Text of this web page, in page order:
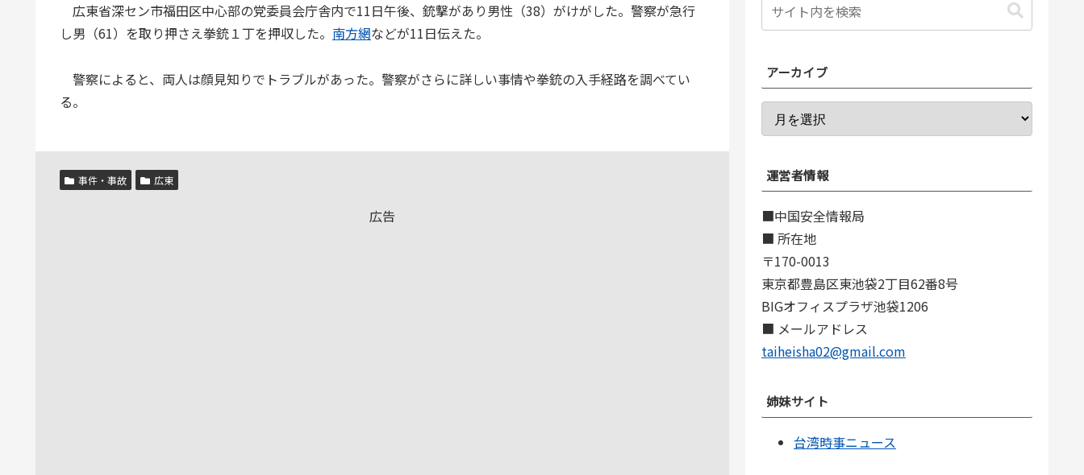
広東省深セン市福田区中心部の党委員会庁舎内で11日午後、銃撃があり男性（38）がけがした。警察が急行
し男（61）を取り押さえ拳銃１丁を押収した。 南方網などが11日伝えた。
警察によると、両人は顔見知りでトラブルがあった。警察がさらに詳しい事情や拳銃の入手経路を調べてい
る。
事件・事故 広東
広告
アーカイブ
運営者情報
■中国安全情報局
■ 所在地
〒170-0013
東京都豊島区東池袋2丁目62番8号
BIGオフィスプラザ池袋1206
■ メールアドレス
taiheisha02@gmail.com
姉妹サイト
台湾時事ニュース